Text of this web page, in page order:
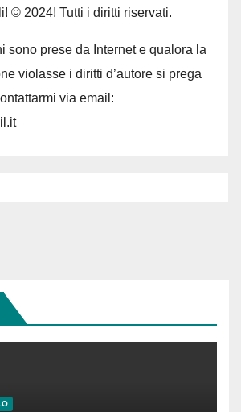
© 2024! Tutti i diritti riservati.
sono prese da Internet e qualora la
violasse i diritti d’autore si prega
via email: